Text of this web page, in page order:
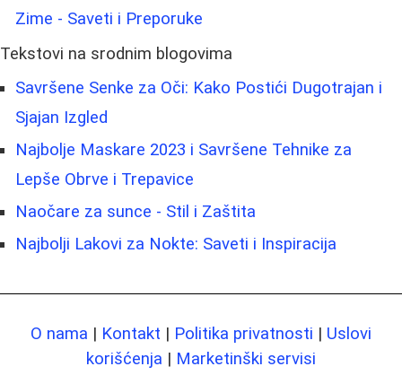
Zime - Saveti i Preporuke
Tekstovi na srodnim blogovima
Savršene Senke za Oči: Kako Postići Dugotrajan i
Sjajan Izgled
Najbolje Maskare 2023 i Savršene Tehnike za
Lepše Obrve i Trepavice
Naočare za sunce - Stil i Zaštita
Najbolji Lakovi za Nokte: Saveti i Inspiracija
O nama | Kontakt | Politika privatnosti | Uslovi
korišćenja | Marketinški servisi